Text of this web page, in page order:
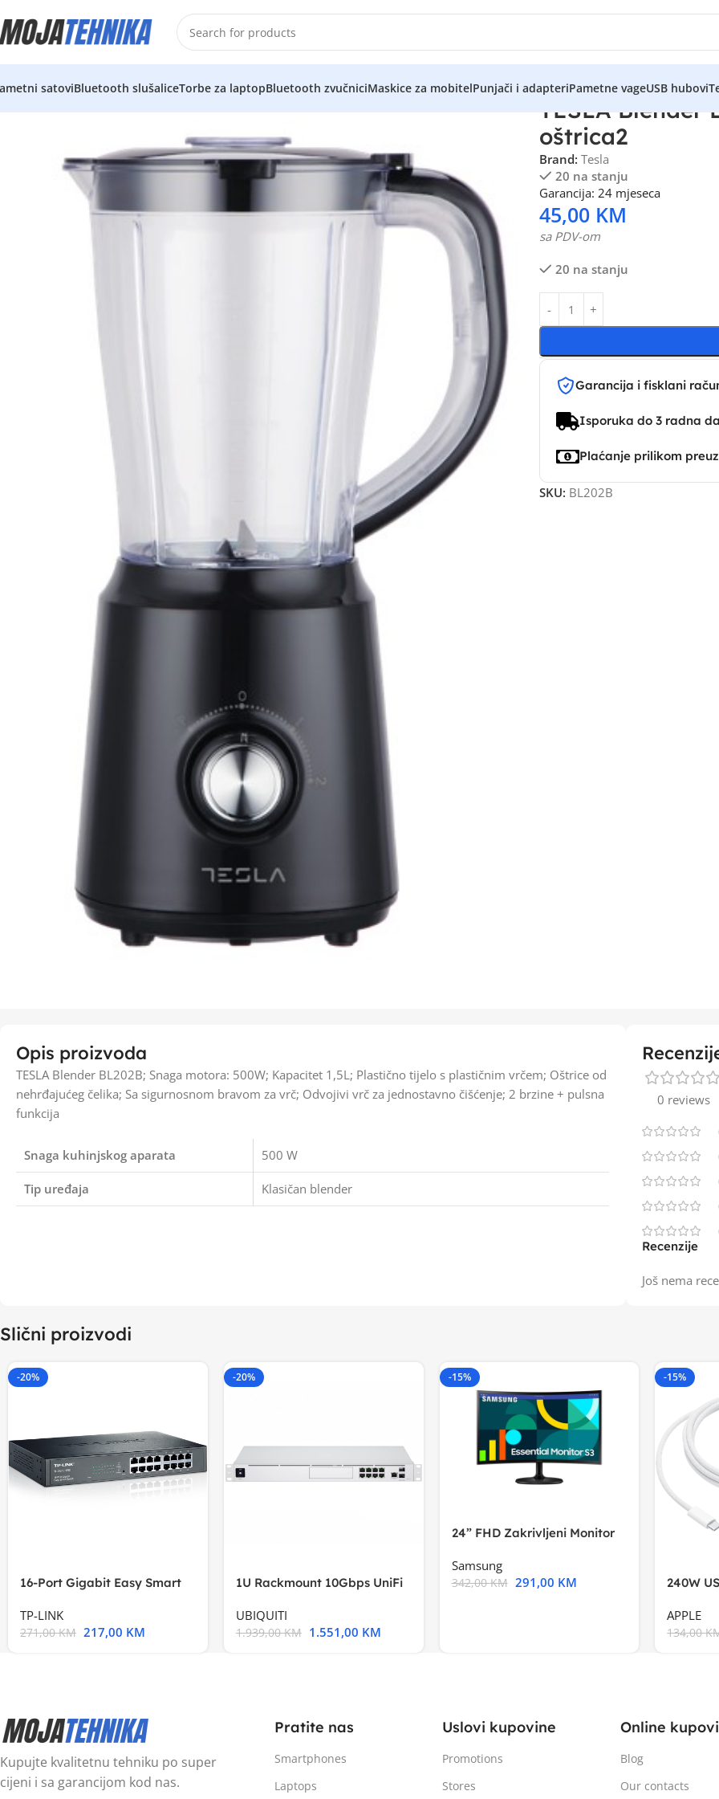
satoviBluetooth slušaliceTorbe za laptopBluetooth zvučniciMaskice za mobitelPunjači i adapteriPametne vageUSB hubovi
TESLA Blender
oštrica2
Brand: Tesla
20 na stanju
Garancija: 24 mjeseca
45,00 KM
sa PDV-om
20 na stanju
Garancija i fisklani
Isporuka do 3 radna
Plaćanje prilikom
SKU: BL202B
Opis proizvoda
TESLA Blender BL202B; Snaga motora: 500W; Kapacitet 1,5L; Plastično tijelo s plastičnim vrčem; Oštrice od
nehrđajućeg čelika; Sa sigurnosnom bravom za vrč; Odvojivi vrč za jednostavno čišćenje; 2 brzine + pulsna
funkcija
Snaga kuhinjskog aparata 500 W
Tip uređaja Klasičan blender
0 reviews
Recenzije
Još nema
Slični proizvodi
-20%
16-Port Gigabit Easy Smart
TP-LINK
271,00KM 217,00 KM
-20%
1U Rackmount 10Gbps UniFi
UBIQUITI
1.939,00KM 1.551,00 KM
-15%
24” FHD Zakrivljeni Monitor
Samsung
342,00KM 291,00 KM
-15%
240W
APPLE
134,00
Kupujte kvalitetnu tehniku po super
cijeni i sa garancijom kod nas.
Pratite nas
Smartphones
Laptops
Uslovi kupovine
Promotions
Stores
Online
Blog
Our contacts